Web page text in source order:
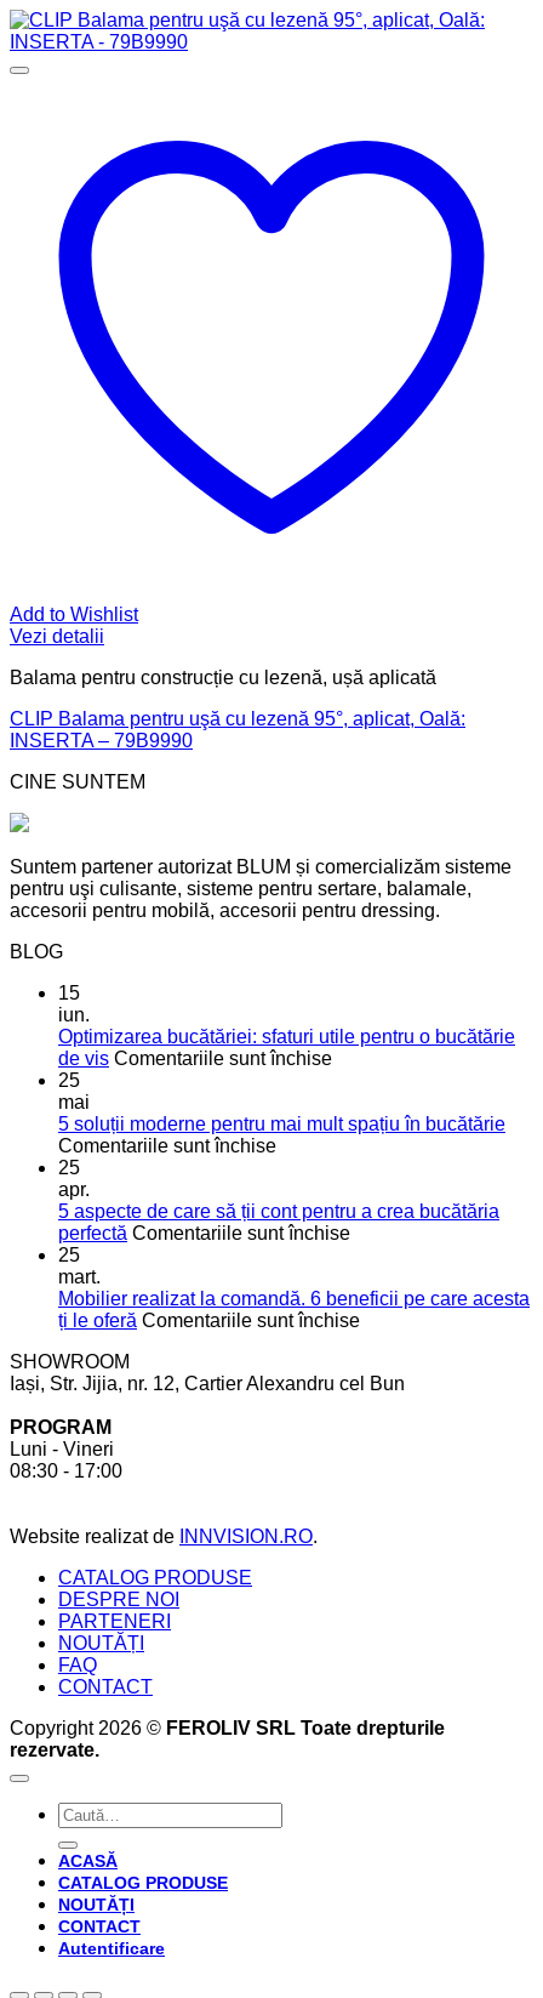
Add to Wishlist
Vezi detalii
Balama pentru construcție cu lezenă, ușă aplicată
CLIP Balama pentru uşă cu lezenă 95°, aplicat, Oală:
INSERTA – 79B9990
CINE SUNTEM
Suntem partener autorizat BLUM și comercializăm sisteme
pentru uşi culisante, sisteme pentru sertare, balamale,
accesorii pentru mobilă, accesorii pentru dressing.
BLOG
15
iun.
Optimizarea bucătăriei: sfaturi utile pentru o bucătărie
de vis Comentariile sunt închisepentru
sfaturi
bucătărie
de
25
mai
5 soluții moderne pentru mai mult spațiu în bucătărie
Comentariile sunt închisepentru
moderne
pentru
spațiu
în
25
apr.
5 aspecte de care să ții cont pentru a crea bucătăria
perfectă Comentariile sunt închisepentru
de
care
cont
25
mart.
Mobilier realizat la comandă. 6 beneficii pe care acesta
ți le oferă Comentariile sunt închisepentru
la
SHOWROOM
Iași, Str. Jijia, nr. 12, Cartier Alexandru cel Bun
PROGRAM
Luni - Vineri
08:30 - 17:00
Website realizat de INNVISION.RO.
CATALOG PRODUSE
DESPRE NOI
PARTENERI
NOUTĂȚI
FAQ
CONTACT
Copyright 2026 © FEROLIV SRL Toate drepturile
rezervate.
Caută
după:
ACASĂ
CATALOG PRODUSE
NOUTĂȚI
CONTACT
Autentificare